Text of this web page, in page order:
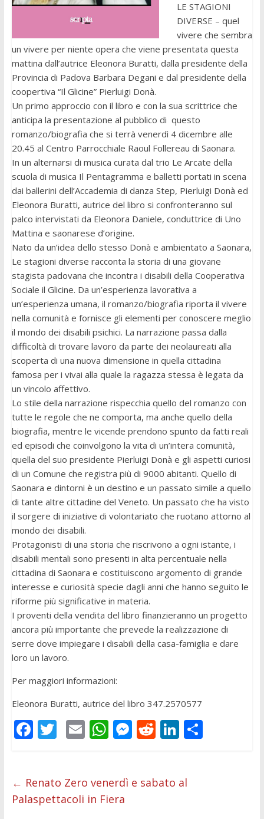
LE STAGIONI
DIVERSE – quel
vivere che sembra
un vivere per niente opera che viene presentata questa
mattina dall’autrice Eleonora Buratti, dalla presidente della
Provincia di Padova Barbara Degani e dal presidente della
coopertiva “Il Glicine” Pierluigi Donà.
Un primo approccio con il libro e con la sua scrittrice che
anticipa la presentazione al pubblico di questo
romanzo/biografia che si terrà venerdì 4 dicembre alle
20.45 al Centro Parrocchiale Raoul Follereau di Saonara.
In un alternarsi di musica curata dal trio Le Arcate della
scuola di musica Il Pentagramma e balletti portati in scena
dai ballerini dell’Accademia di danza Step, Pierluigi Donà ed
Eleonora Buratti, autrice del libro si confronteranno sul
palco intervistati da Eleonora Daniele, conduttrice di Uno
Mattina e saonarese d’origine.
Nato da un’idea dello stesso Donà e ambientato a Saonara,
Le stagioni diverse racconta la storia di una giovane
stagista padovana che incontra i disabili della Cooperativa
Sociale il Glicine. Da un’esperienza lavorativa a
un’esperienza umana, il romanzo/biografia riporta il vivere
nella comunità e fornisce gli elementi per conoscere meglio
il mondo dei disabili psichici. La narrazione passa dalla
difficoltà di trovare lavoro da parte dei neolaureati alla
scoperta di una nuova dimensione in quella cittadina
famosa per i vivai alla quale la ragazza stessa è legata da
un vincolo affettivo.
Lo stile della narrazione rispecchia quello del romanzo con
tutte le regole che ne comporta, ma anche quello della
biografia, mentre le vicende prendono spunto da fatti reali
ed episodi che coinvolgono la vita di un’intera comunità,
quella del suo presidente Pierluigi Donà e gli aspetti curiosi
di un Comune che registra più di 9000 abitanti. Quello di
Saonara e dintorni è un destino e un passato simile a quello
di tante altre cittadine del Veneto. Un passato che ha visto
il sorgere di iniziative di volontariato che ruotano attorno al
mondo dei disabili.
Protagonisti di una storia che riscrivono a ogni istante, i
disabili mentali sono presenti in alta percentuale nella
cittadina di Saonara e costituiscono argomento di grande
interesse e curiosità specie dagli anni che hanno seguito le
riforme più significative in materia.
I proventi della vendita del libro finanzieranno un progetto
ancora più importante che prevede la realizzazione di
serre dove impiegare i disabili della casa-famiglia e dare
loro un lavoro.
Per maggiori informazioni:
Eleonora Buratti, autrice del libro 347.2570577
F
b
o
T
er
E
l
W
s
A
M
e
R
di
Li
e
C
← Renato Zero venerdì e sabato al
Palaspettacoli in Fiera